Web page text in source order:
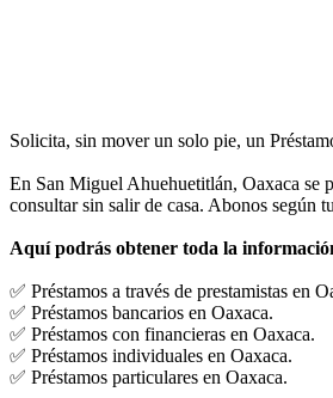
Solicita, sin mover un solo pie, un
En San Miguel Ahuehuetitlán, Oaxaca se
consultar sin salir de casa. Abonos según
Aquí podrás obtener toda la
✅ Préstamos a través de prestamistas en
✅ Préstamos bancarios en Oaxaca.
✅ Préstamos con financieras en Oaxaca.
✅ Préstamos individuales en Oaxaca.
✅ Préstamos particulares en Oaxaca.